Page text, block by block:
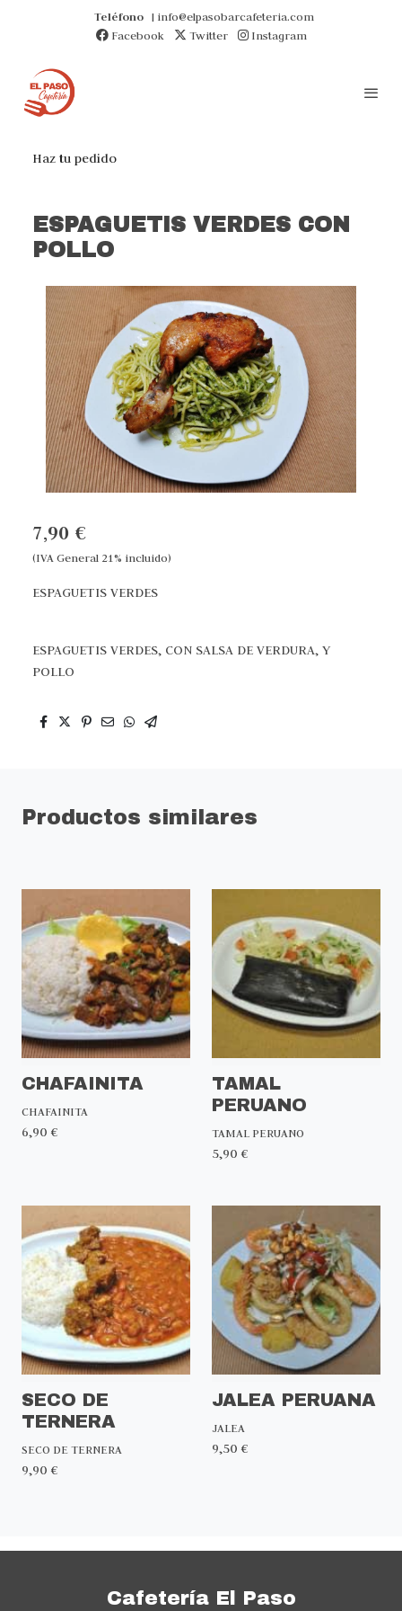
Teléfono| info@elpasobarcafeteria.com
Facebook
Twitter Instagram
Haz tu pedido
ESPAGUETIS VERDES CON
POLLO
7,90 €
(IVA General 21% incluido)
ESPAGUETIS VERDES
ESPAGUETIS VERDES, CON SALSA DE VERDURA, Y
POLLO
Productos similares
CHAFAINITA
CHAFAINITA
6,90 €
TAMAL
PERUANO
TAMAL PERUANO
5,90 €
SECO DE
TERNERA
SECO DE TERNERA
9,90 €
JALEA PERUANA
JALEA
9,50 €
Cafetería El Paso